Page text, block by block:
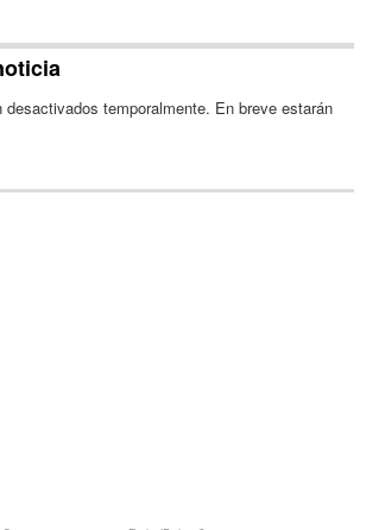
temporalmente. En breve estarán